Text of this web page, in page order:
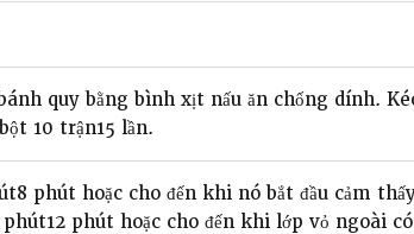
quy bằng bình xịt nấu ăn chống dính.
10 trận15 lần.
phút hoặc cho đến khi nó bắt đầu cảm
phút hoặc cho đến khi lớp vỏ ngoài